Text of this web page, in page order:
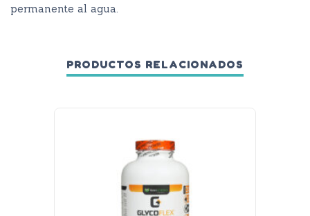
permanente al agua.
PRODUCTOS RELACIONADOS